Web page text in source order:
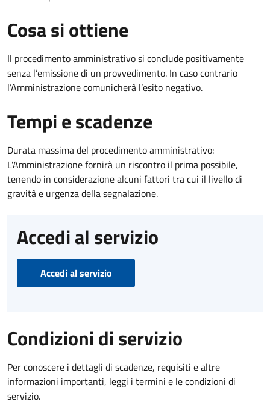
Cosa si ottiene
Il procedimento amministrativo si conclude positivamente
senza l’emissione di un provvedimento. In caso contrario
l’Amministrazione comunicherà l’esito negativo.
Tempi e scadenze
Durata massima del procedimento amministrativo:
L'Amministrazione fornirà un riscontro il prima possibile,
tenendo in considerazione alcuni fattori tra cui il livello di
gravità e urgenza della segnalazione.
Accedi al servizio
Accedi al servizio
Condizioni di servizio
Per conoscere i dettagli di scadenze, requisiti e altre
informazioni importanti, leggi i termini e le condizioni di
servizio.